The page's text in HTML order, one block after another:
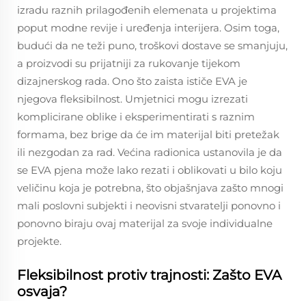
izradu raznih prilagođenih elemenata u projektima
poput modne revije i uređenja interijera. Osim toga,
budući da ne teži puno, troškovi dostave se smanjuju,
a proizvodi su prijatniji za rukovanje tijekom
dizajnerskog rada. Ono što zaista ističe EVA je
njegova fleksibilnost. Umjetnici mogu izrezati
komplicirane oblike i eksperimentirati s raznim
formama, bez brige da će im materijal biti pretežak
ili nezgodan za rad. Većina radionica ustanovila je da
se EVA pjena može lako rezati i oblikovati u bilo koju
veličinu koja je potrebna, što objašnjava zašto mnogi
mali poslovni subjekti i neovisni stvaratelji ponovno i
ponovno biraju ovaj materijal za svoje individualne
projekte.
Fleksibilnost protiv trajnosti: Zašto EVA
osvaja?